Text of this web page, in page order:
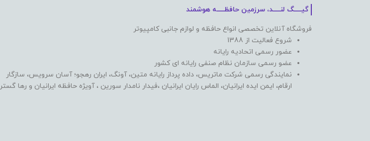
گیـــــگ لنـــــد، سرزمین حافظـــــه هوشمند
فروشگاه آنلاین تخصصی انواع حافظه و لوازم جانبی کامپیوتر
شروع فعالیت از 1388
عضور رسمی اتحادیه رایانه
عضو رسمی سازمان نظام صنفی رایانه ای کشور
نمایندگی رسمی شرکت ماتریس، داده پرداز رایانه متین، آونگ، ایران رهجو؛ آسان سرویس، سازگار
ارقام، ایمن ایده ایرانیان، الماس رایان ایرانیان ،فیدار نامدار سورین ، آویژه حافظه ایرانیان و رها گستر